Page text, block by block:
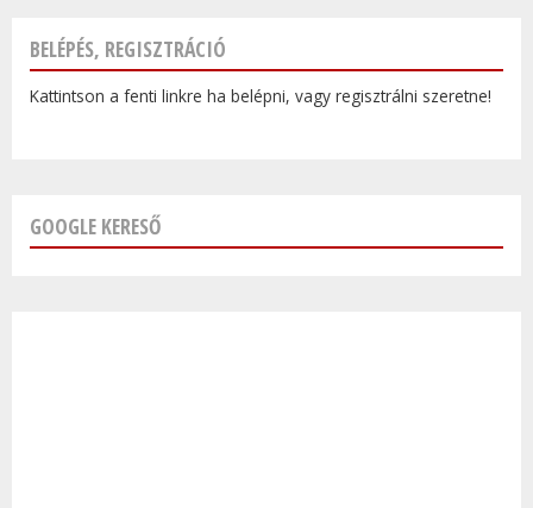
BELÉPÉS, REGISZTRÁCIÓ
Kattintson a fenti linkre ha belépni, vagy regisztrálni szeretne!
GOOGLE KERESŐ